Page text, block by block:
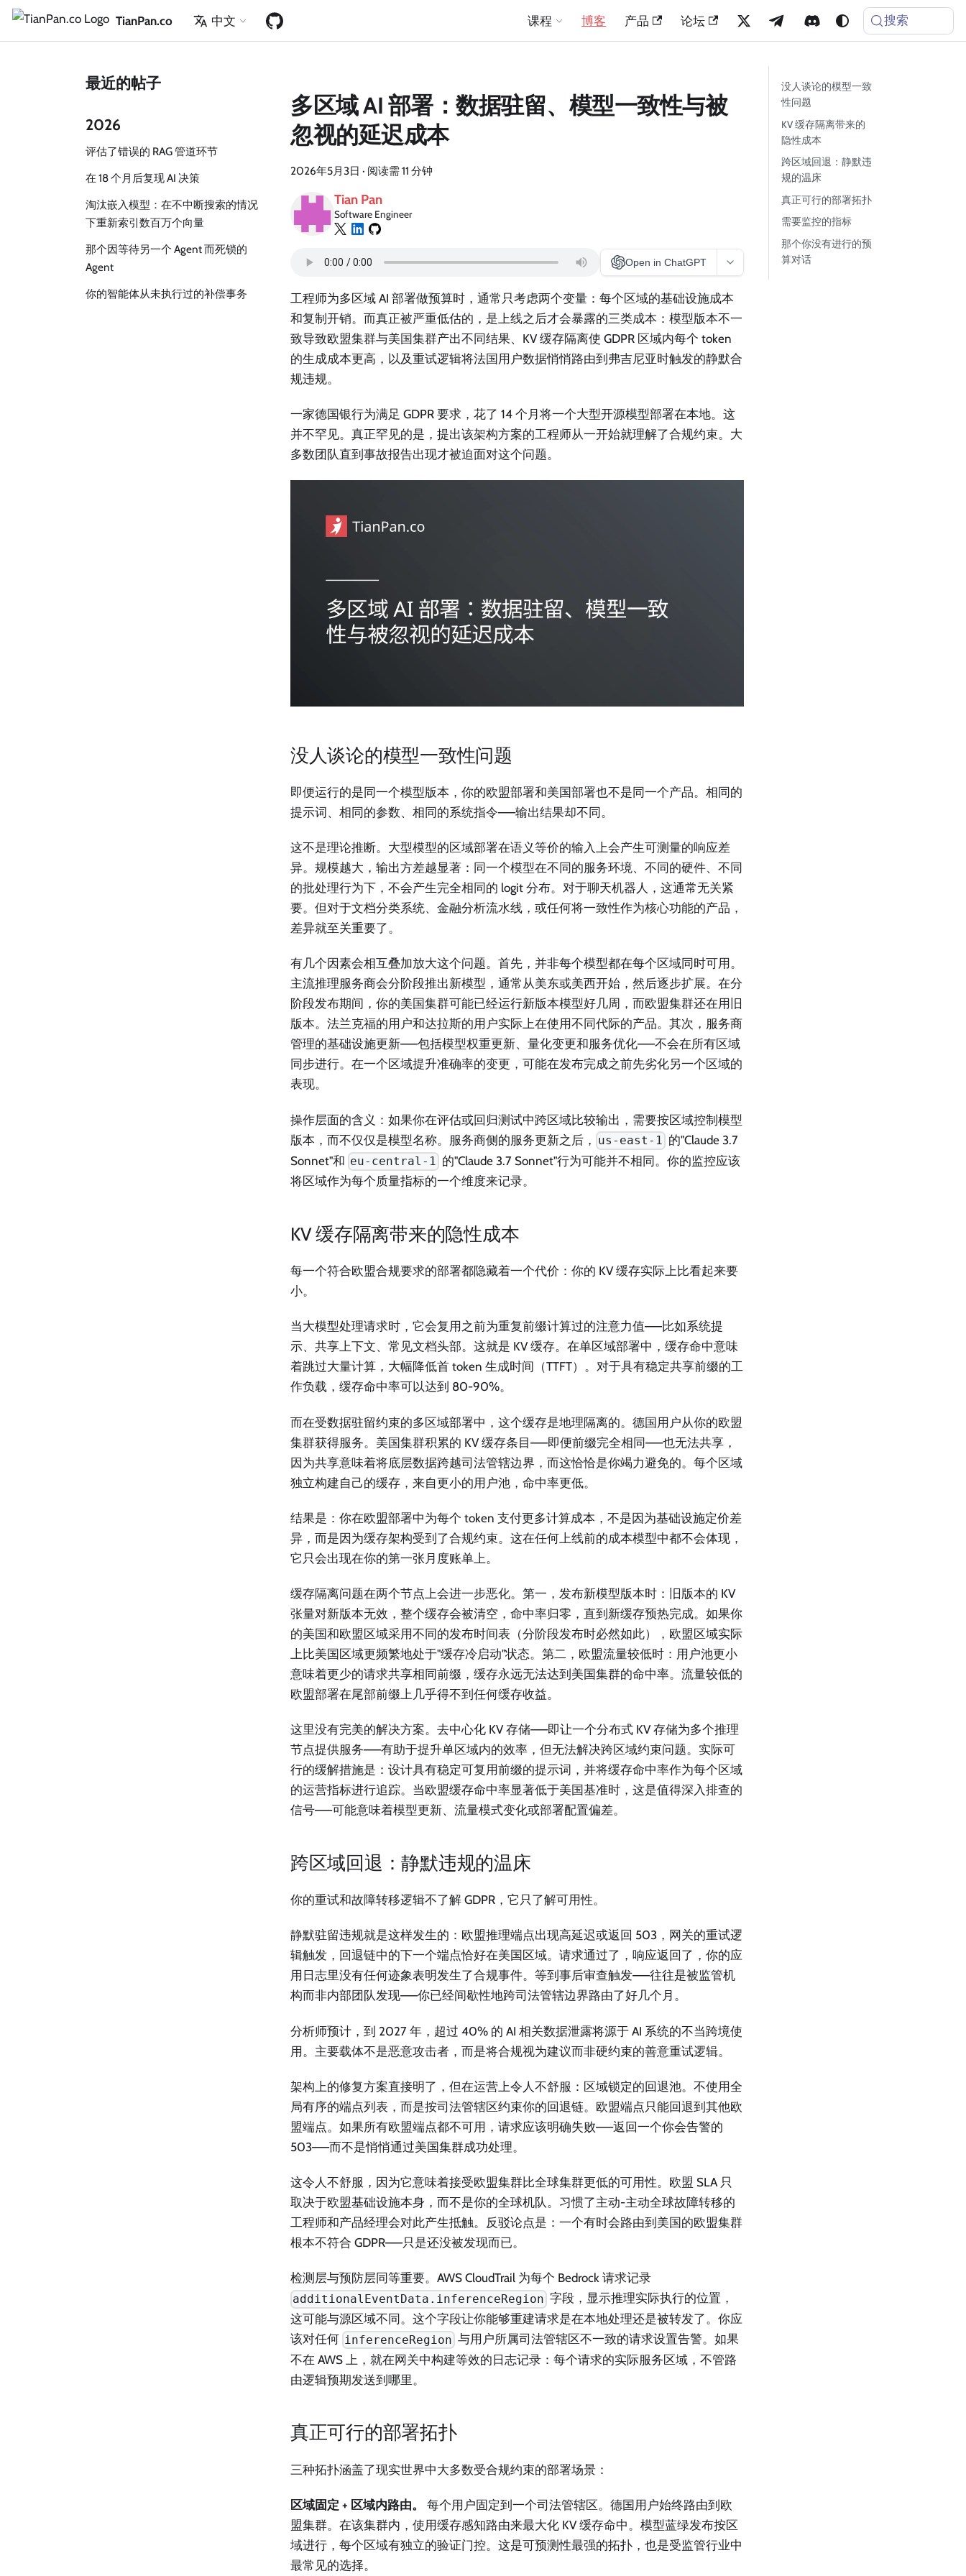
TianPan.co 中文 课程 博客 产品 论坛 搜索
最近的帖子
2026
评估了错误的 RAG 管道环节
在 18 个月后复现 AI 决策
淘汰嵌入模型：在不中断搜索的情况
下重新索引数百万个向量
那个因等待另一个 Agent 而死锁的
Agent
你的智能体从未执行过的补偿事务
多区域 AI 部署：数据驻留、模型一致性与被
忽视的延迟成本
2026年5月3日 · 阅读需 11 分钟
Tian Pan
Software Engineer
Open in ChatGPT
工程师为多区域 AI 部署做预算时，通常只考虑两个变量：每个区域的基础设施成本
和复制开销。而真正被严重低估的，是上线之后才会暴露的三类成本：模型版本不一
致导致欧盟集群与美国集群产出不同结果、KV 缓存隔离使 GDPR 区域内每个 token
的生成成本更高，以及重试逻辑将法国用户数据悄悄路由到弗吉尼亚时触发的静默合
规违规。
一家德国银行为满足 GDPR 要求，花了 14 个月将一个大型开源模型部署在本地。这
并不罕见。真正罕见的是，提出该架构方案的工程师从一开始就理解了合规约束。大
多数团队直到事故报告出现才被迫面对这个问题。
没人谈论的模型一致性问题
即便运行的是同一个模型版本，你的欧盟部署和美国部署也不是同一个产品。相同的
提示词、相同的参数、相同的系统指令——输出结果却不同。
这不是理论推断。大型模型的区域部署在语义等价的输入上会产生可测量的响应差
异。规模越大，输出方差越显著：同一个模型在不同的服务环境、不同的硬件、不同
的批处理行为下，不会产生完全相同的 logit 分布。对于聊天机器人，这通常无关紧
要。但对于文档分类系统、金融分析流水线，或任何将一致性作为核心功能的产品，
差异就至关重要了。
有几个因素会相互叠加放大这个问题。首先，并非每个模型都在每个区域同时可用。
主流推理服务商会分阶段推出新模型，通常从美东或美西开始，然后逐步扩展。在分
阶段发布期间，你的美国集群可能已经运行新版本模型好几周，而欧盟集群还在用旧
版本。法兰克福的用户和达拉斯的用户实际上在使用不同代际的产品。其次，服务商
管理的基础设施更新——包括模型权重更新、量化变更和服务优化——不会在所有区域
同步进行。在一个区域提升准确率的变更，可能在发布完成之前先劣化另一个区域的
表现。
操作层面的含义：如果你在评估或回归测试中跨区域比较输出，需要按区域控制模型
版本，而不仅仅是模型名称。服务商侧的服务更新之后， us-east-1 的"Claude 3.7
Sonnet"和 eu-central-1 的"Claude 3.7 Sonnet"行为可能并不相同。你的监控应该
将区域作为每个质量指标的一个维度来记录。
KV 缓存隔离带来的隐性成本
每一个符合欧盟合规要求的部署都隐藏着一个代价：你的 KV 缓存实际上比看起来要
小。
当大模型处理请求时，它会复用之前为重复前缀计算过的注意力值——比如系统提
示、共享上下文、常见文档头部。这就是 KV 缓存。在单区域部署中，缓存命中意味
着跳过大量计算，大幅降低首 token 生成时间（TTFT）。对于具有稳定共享前缀的工
作负载，缓存命中率可以达到 80-90%。
而在受数据驻留约束的多区域部署中，这个缓存是地理隔离的。德国用户从你的欧盟
集群获得服务。美国集群积累的 KV 缓存条目——即便前缀完全相同——也无法共享，
因为共享意味着将底层数据跨越司法管辖边界，而这恰恰是你竭力避免的。每个区域
独立构建自己的缓存，来自更小的用户池，命中率更低。
结果是：你在欧盟部署中为每个 token 支付更多计算成本，不是因为基础设施定价差
异，而是因为缓存架构受到了合规约束。这在任何上线前的成本模型中都不会体现，
它只会出现在你的第一张月度账单上。
缓存隔离问题在两个节点上会进一步恶化。第一，发布新模型版本时：旧版本的 KV
张量对新版本无效，整个缓存会被清空，命中率归零，直到新缓存预热完成。如果你
的美国和欧盟区域采用不同的发布时间表（分阶段发布时必然如此），欧盟区域实际
上比美国区域更频繁地处于"缓存冷启动"状态。第二，欧盟流量较低时：用户池更小
意味着更少的请求共享相同前缀，缓存永远无法达到美国集群的命中率。流量较低的
欧盟部署在尾部前缀上几乎得不到任何缓存收益。
这里没有完美的解决方案。去中心化 KV 存储——即让一个分布式 KV 存储为多个推理
节点提供服务——有助于提升单区域内的效率，但无法解决跨区域约束问题。实际可
行的缓解措施是：设计具有稳定可复用前缀的提示词，并将缓存命中率作为每个区域
的运营指标进行追踪。当欧盟缓存命中率显著低于美国基准时，这是值得深入排查的
信号——可能意味着模型更新、流量模式变化或部署配置偏差。
跨区域回退：静默违规的温床
你的重试和故障转移逻辑不了解 GDPR，它只了解可用性。
静默驻留违规就是这样发生的：欧盟推理端点出现高延迟或返回 503，网关的重试逻
辑触发，回退链中的下一个端点恰好在美国区域。请求通过了，响应返回了，你的应
用日志里没有任何迹象表明发生了合规事件。等到事后审查触发——往往是被监管机
构而非内部团队发现——你已经间歇性地跨司法管辖边界路由了好几个月。
分析师预计，到 2027 年，超过 40% 的 AI 相关数据泄露将源于 AI 系统的不当跨境使
用。主要载体不是恶意攻击者，而是将合规视为建议而非硬约束的善意重试逻辑。
架构上的修复方案直接明了，但在运营上令人不舒服：区域锁定的回退池。不使用全
局有序的端点列表，而是按司法管辖区约束你的回退链。欧盟端点只能回退到其他欧
盟端点。如果所有欧盟端点都不可用，请求应该明确失败——返回一个你会告警的
503——而不是悄悄通过美国集群成功处理。
这令人不舒服，因为它意味着接受欧盟集群比全球集群更低的可用性。欧盟 SLA 只
取决于欧盟基础设施本身，而不是你的全球机队。习惯了主动-主动全球故障转移的
工程师和产品经理会对此产生抵触。反驳论点是：一个有时会路由到美国的欧盟集群
根本不符合 GDPR——只是还没被发现而已。
检测层与预防层同等重要。AWS CloudTrail 为每个 Bedrock 请求记录
additionalEventData.inferenceRegion 字段，显示推理实际执行的位置，
这可能与源区域不同。这个字段让你能够重建请求是在本地处理还是被转发了。你应
该对任何 inferenceRegion 与用户所属司法管辖区不一致的请求设置告警。如果
不在 AWS 上，就在网关中构建等效的日志记录：每个请求的实际服务区域，不管路
由逻辑预期发送到哪里。
真正可行的部署拓扑
三种拓扑涵盖了现实世界中大多数受合规约束的部署场景：
区域固定 + 区域内路由。
每个用户固定到一个司法管辖区。德国用户始终路由到欧
盟集群。在该集群内，使用缓存感知路由来最大化 KV 缓存命中。模型蓝绿发布按区
域进行，每个区域有独立的验证门控。这是可预测性最强的拓扑，也是受监管行业中
最常见的选择。
没人谈论的模型一致
性问题
KV 缓存隔离带来的
隐性成本
跨区域回退：静默违
规的温床
真正可行的部署拓扑
需要监控的指标
那个你没有进行的预
算对话